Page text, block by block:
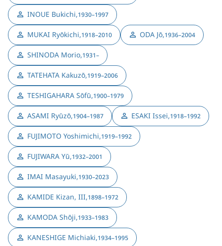
INOUE Bukichi,1930–1997
MUKAI Ryōkichi,1918–2010 ODA Jō,1936–2004
SHINODA Morio,1931–
TATEHATA Kakuzō,1919–2006
TESHIGAHARA Sōfū,1900–1979
ASAMI Ryūzō,1904–1987 ESAKI Issei,1918–1992
FUJIMOTO Yoshimichi,1919–1992
FUJIWARA Yū,1932–2001
IMAI Masayuki,1930–2023
KAMIDE Kizan, III,1898–1972
KAMODA Shōji,1933–1983
KANESHIGE Michiaki,1934–1995